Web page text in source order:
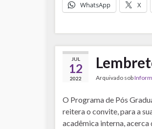
WhatsApp X
JUL
12
2022 Arquivado sob
O Programa de Pós
reitera o convite, para a
acadêmica interna, acerca